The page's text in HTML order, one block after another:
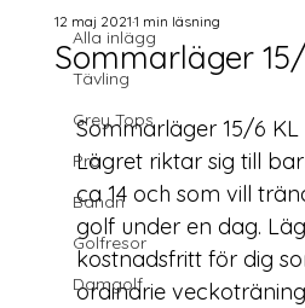
Alla inlägg
Tävling
Grey Tops
Pro
Banan
Golfresor
Damgolf
Sommarläger
12 maj 20211 min läsning
Sommarläger 15/6 KL
Lägret riktar sig till
ca 14 och som vill
golf under en dag.
kostnadsfritt för dig
ordinarie